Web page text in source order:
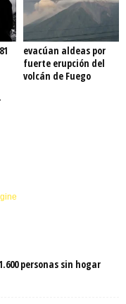
evacúan aldeas por
fuerte erupción del
volcán de Fuego
personas sin hogar